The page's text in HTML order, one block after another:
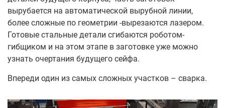
вырубается на автоматической вырубной линии,
более сложные по геометрии -вырезаются лазером.
Готовые стальные детали сгибаются роботом-
гибщиком и на этом этапе в заготовке уже можно
узнать очертания будущего сейфа.
Впереди один из самых сложных участков – сварка.